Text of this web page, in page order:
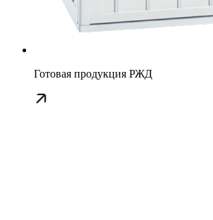
Готовая продукция РЖД